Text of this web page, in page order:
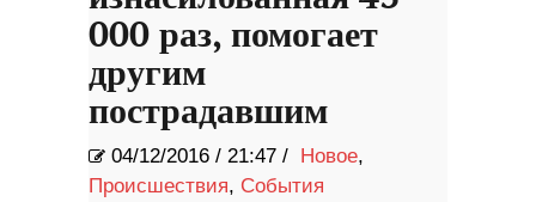
000 раз, помогает
другим
пострадавшим
04/12/2016 / 21:47 / Новое,
Происшествия, События